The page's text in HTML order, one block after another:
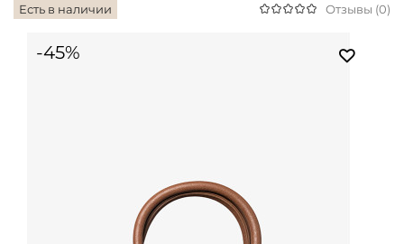
Есть в наличии Отзывы (0)
-45%